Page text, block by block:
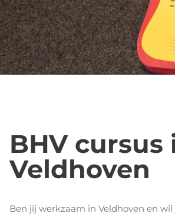
BHV
Veldhoven
Ben jij werkzaam in Veldhoven en